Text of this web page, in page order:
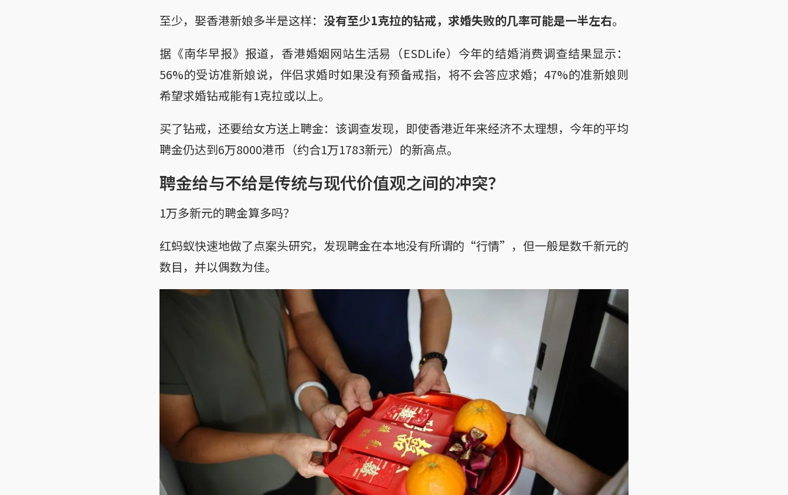
至少，娶香港新娘多半是这样： 没有至少1克拉的钻戒，求婚失败的几率可能是一半左右。
据《南华早报》报道，香港婚姻网站生活易（ESDLife）今年的结婚消费调查结果显示：
56%的受访准新娘说，伴侣求婚时如果没有预备戒指，将不会答应求婚；47%的准新娘则
希望求婚钻戒能有1克拉或以上。
买了钻戒，还要给女方送上聘金：该调查发现，即使香港近年来经济不太理想，今年的平均
聘金仍达到6万8000港币（约合1万1783新元）的新高点。
聘金给与不给是传统与现代价值观之间的冲突？
1万多新元的聘金算多吗？
红蚂蚁快速地做了点案头研究，发现聘金在本地没有所谓的“行情”，但一般是数千新元的
数目，并以偶数为佳。